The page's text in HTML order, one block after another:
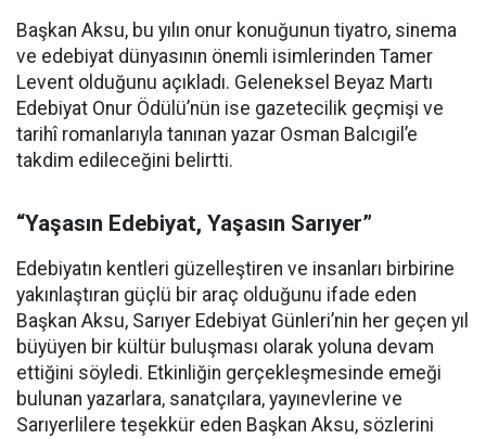
Başkan Aksu, bu yılın onur konuğunun tiyatro, sinema
ve edebiyat dünyasının önemli isimlerinden Tamer
Levent olduğunu açıkladı. Geleneksel Beyaz Martı
Edebiyat Onur Ödülü’nün ise gazetecilik geçmişi ve
tarihî romanlarıyla tanınan yazar Osman Balcıgil’e
takdim edileceğini belirtti.
“Yaşasın Edebiyat, Yaşasın Sarıyer”
Edebiyatın kentleri güzelleştiren ve insanları birbirine
yakınlaştıran güçlü bir araç olduğunu ifade eden
Başkan Aksu, Sarıyer Edebiyat Günleri’nin her geçen yıl
büyüyen bir kültür buluşması olarak yoluna devam
ettiğini söyledi. Etkinliğin gerçekleşmesinde emeği
bulunan yazarlara, sanatçılara, yayınevlerine ve
Sarıyerlilere teşekkür eden Başkan Aksu, sözlerini